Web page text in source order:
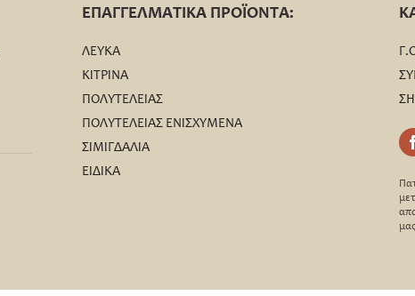
ΕΠΑΓΓΕΛΜΑΤΙΚΑ ΠΡΟΪΟΝΤΑ:
ΛΕΥΚΑ
ΚΙΤΡΙΝΑ
ΠΟΛΥΤΕΛΕΙΑΣ
ΠΟΛΥΤΕΛΕΙΑΣ ΕΝΙΣΧΥΜΕΝΑ
ΣΙΜΙΓΔΑΛΙΑ
ΕΙΔΙΚΑ